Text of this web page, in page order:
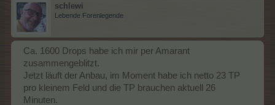
schlewi
Lebende Forenlegende
Ca. 1600 Drops habe ich mir per Amarant
zusammengeblitzt.
Jetzt läuft der Anbau, im Moment habe ich netto 23 TP
pro kleinem Feld und die TP brauchen aktuell 26
Minuten.